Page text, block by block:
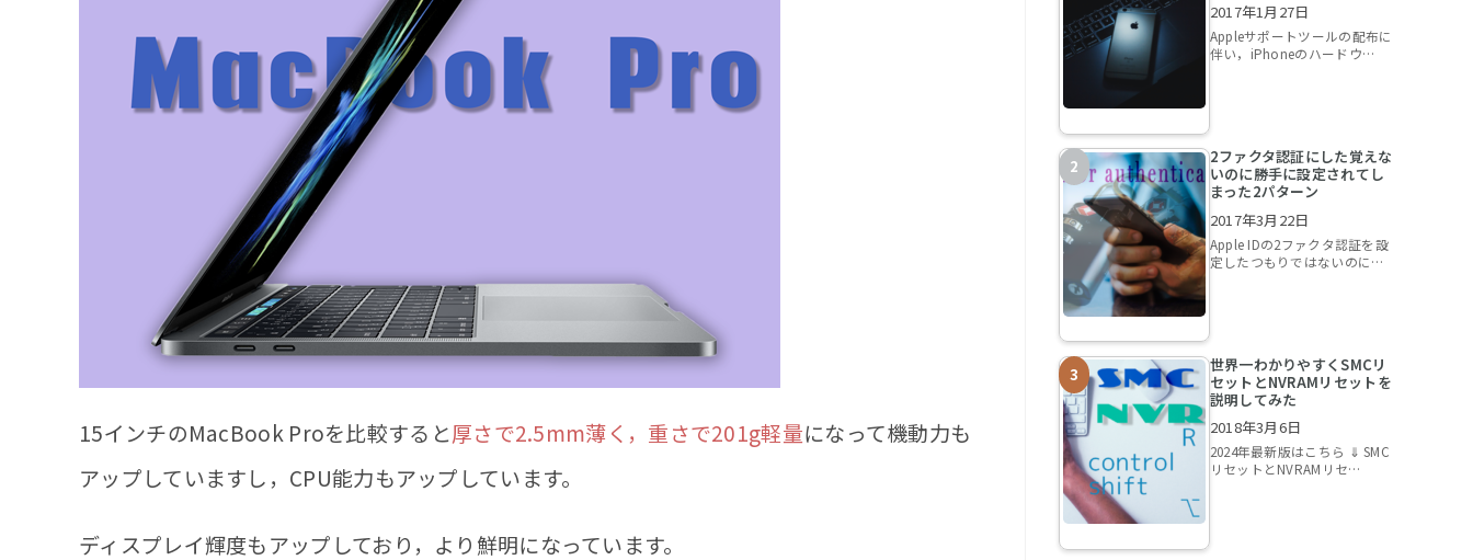
15インチのMacBook Proを比較すると厚さで2.5mm薄く，重さで201g軽量になって機動力も
アップしていますし，CPU能力もアップしています。
ディスプレイ輝度もアップしており，より鮮明になっています。
2017年1月27日
Appleサポートツールの配布に
伴い，iPhoneのハードウ…
2ファクタ認証にした覚えな
いのに勝手に設定されてし
まった2パターン
2017年3月22日
Apple IDの2ファクタ認証を設
定したつもりではないのに…
世界一わかりやすくSMCリ
セットとNVRAMリセットを
説明してみた
2018年3月6日
2024年最新版はこちら ⇓ SMC
リセットとNVRAMリセ…